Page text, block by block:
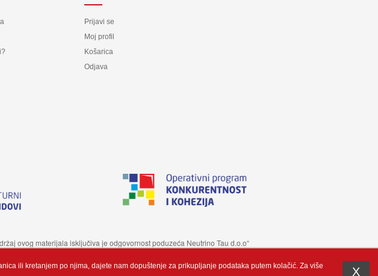
Prijavi se
Moj profil
Košarica
Odjava
ovog materijala isključiva je odgovornost poduzeća Neutrino Tau d.o.o“
ili kretanjem po njima, dajete nam dopuštenje za prikupljanje podataka putem kolačić. Za više
X